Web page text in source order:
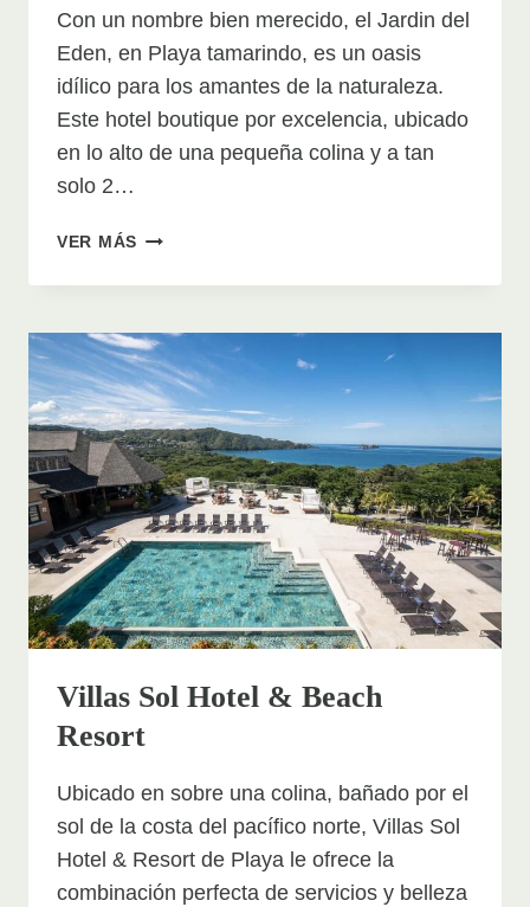
Con un nombre bien merecido, el Jardin del
Eden, en Playa tamarindo, es un oasis
idílico para los amantes de la naturaleza.
Este hotel boutique por excelencia, ubicado
en lo alto de una pequeña colina y a tan
solo 2…
VER MÁS EL
DEL
Villas Sol Hotel & Beach
Resort
Ubicado en sobre una colina, bañado por el
sol de la costa del pacífico norte, Villas Sol
Hotel & Resort de Playa le ofrece la
combinación perfecta de servicios y belleza